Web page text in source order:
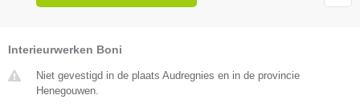
Interieurwerken Boni
Niet gevestigd in de plaats Audregnies en in de provincie
Henegouwen.